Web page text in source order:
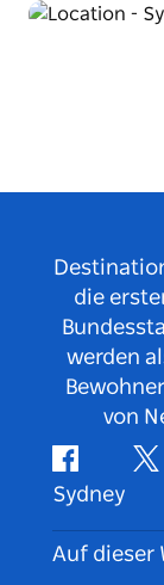
die
werden
von
Facebook
Sydney
Auf dieser